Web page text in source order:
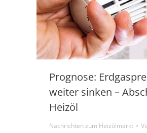
Prognose:
weiter sinken –
Heizöl
Nachrichten zum Heizölmarkt